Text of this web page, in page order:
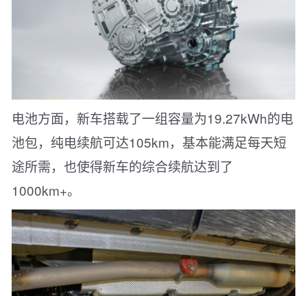
电池方面，新车搭载了一组容量为19.27kWh的电
池包，纯电续航可达105km，基本能满足每天短
途所需，也使得新车的综合续航达到了
1000km+。